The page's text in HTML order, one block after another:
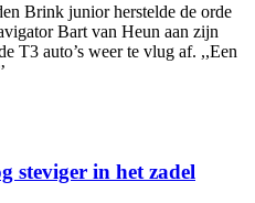
Brink junior herstelde de orde
Bart van Heun aan zijn
T3 auto’s weer te vlug af. ,,Een
steviger in het zadel